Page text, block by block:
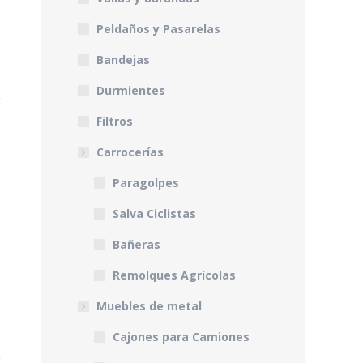
Peldaños y Pasarelas
Bandejas
Durmientes
Filtros
Carrocerías
Paragolpes
Salva Ciclistas
Bañeras
Remolques Agrícolas
Muebles de metal
Cajones para Camiones